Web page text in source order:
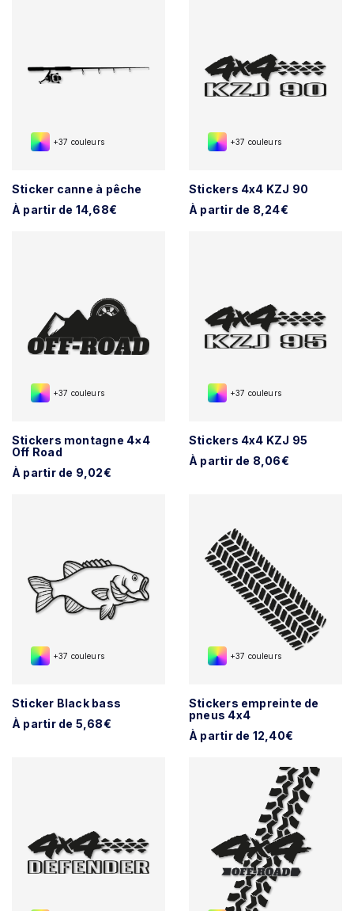
+37 couleurs
Sticker canne à pêche
À partir de 14,68€
+37 couleurs
Stickers 4x4 KZJ 90
À partir de 8,24€
+37 couleurs
Stickers montagne 4×4
Off Road
À partir de 9,02€
+37 couleurs
Stickers 4x4 KZJ 95
À partir de 8,06€
+37 couleurs
Sticker Black bass
À partir de 5,68€
+37 couleurs
Stickers empreinte de
pneus 4x4
À partir de 12,40€